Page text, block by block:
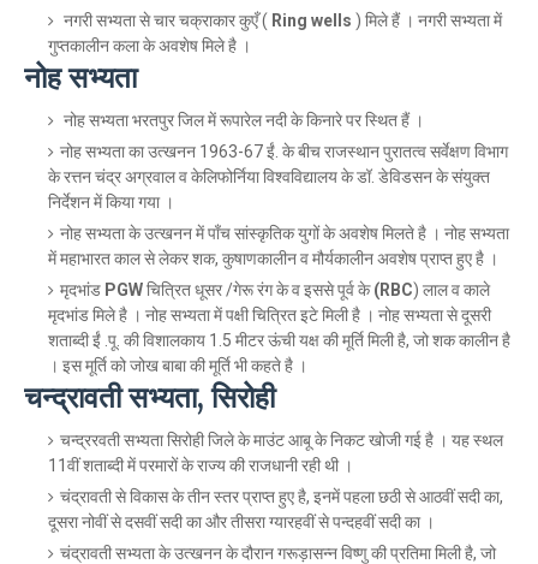
नगरी सभ्यता से चार चक्राकार कुएँ ( Ring wells ) मिले हैं । नगरी सभ्यता में
गुप्तकालीन कला के अवशेष मिले है ।
नोह सभ्यता
नोह सभ्यता भरतपुर जिल में रूपारेल नदी के किनारे पर स्थित हैं ।
नोह सभ्यता का उत्खनन 1963-67 ईं. के बीच राजस्थान पुरातत्व सर्वेक्षण विभाग
के रत्तन चंद्र अग्रवाल व केलिफोर्निया विश्वविद्यालय के डॉ. डेविडसन के संयुक्त
निर्देशन में किया गया ।
नोह सभ्यता के उत्खनन में पाँच सांस्कृतिक युगों के अवशेष मिलते है । नोह सभ्यता
में महाभारत काल से लेकर शक, कुषाणकालीन व मौर्यकालीन अवशेष प्राप्त हुए है ।
मृदभांड PGWचित्रित धूसर /गेरू रंग के व इससे पूर्व के(RBC) लाल व काले
मृदभांड मिले है । नोह सभ्यता में पक्षी चित्रित इटे मिली है । नोह सभ्यता से दूसरी
शताब्दी ईं .पू. की विशालकाय 1.5 मीटर ऊंची यक्ष की मूर्ति मिली है, जो शक कालीन है
। इस मूर्ति को जोख बाबा की मूर्ति भी कहते है ।
चन्द्रावती सभ्यता, सिरोही
चन्द्ररवती सभ्यता सिरोही जिले के माउंट आबू के निकट खोजी गई है । यह स्थल
11वीं शताब्दी में परमारों के राज्य की राजधानी रही थी ।
चंद्रावती से विकास के तीन स्तर प्राप्त हुए है, इनमें पहला छठी से आठवीं सदी का,
दूसरा नोवीं से दसवीं सदी का और तीसरा ग्यारहवीं से पन्दहवीं सदी का ।
चंद्रावती सभ्यता के उत्खनन के दौरान गरूड़ासन्न विष्णु की प्रतिमा मिली है, जो